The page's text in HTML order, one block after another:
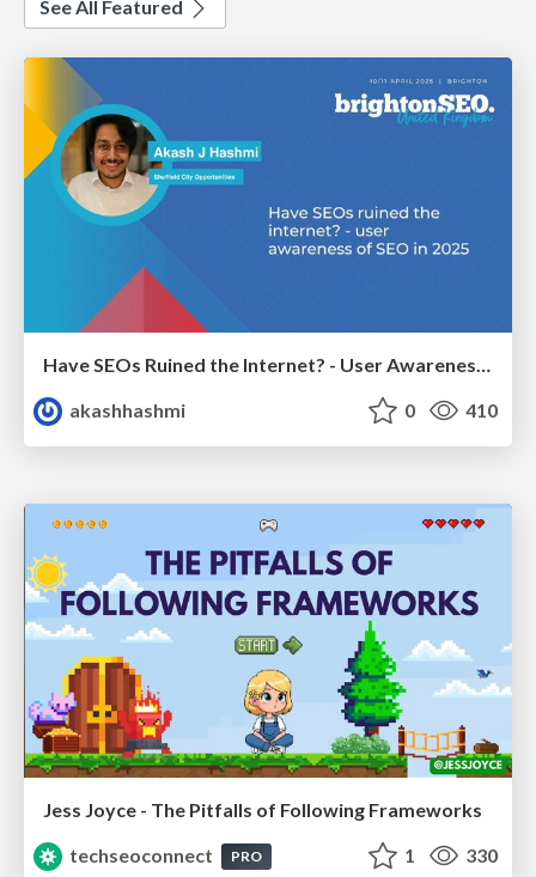
See All Featured
Have SEOs Ruined the Internet? - User Awareness of SEO in 2025
akashhashmi
0 410
Jess Joyce - The Pitfalls of Following Frameworks
techseoconnect
PRO 1 330